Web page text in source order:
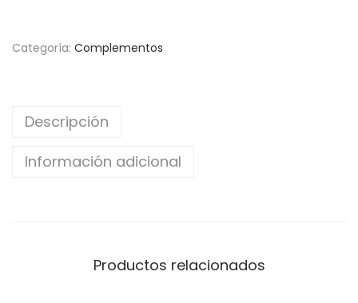
Categoría: Complementos
Descripción
Información adicional
Productos relacionados